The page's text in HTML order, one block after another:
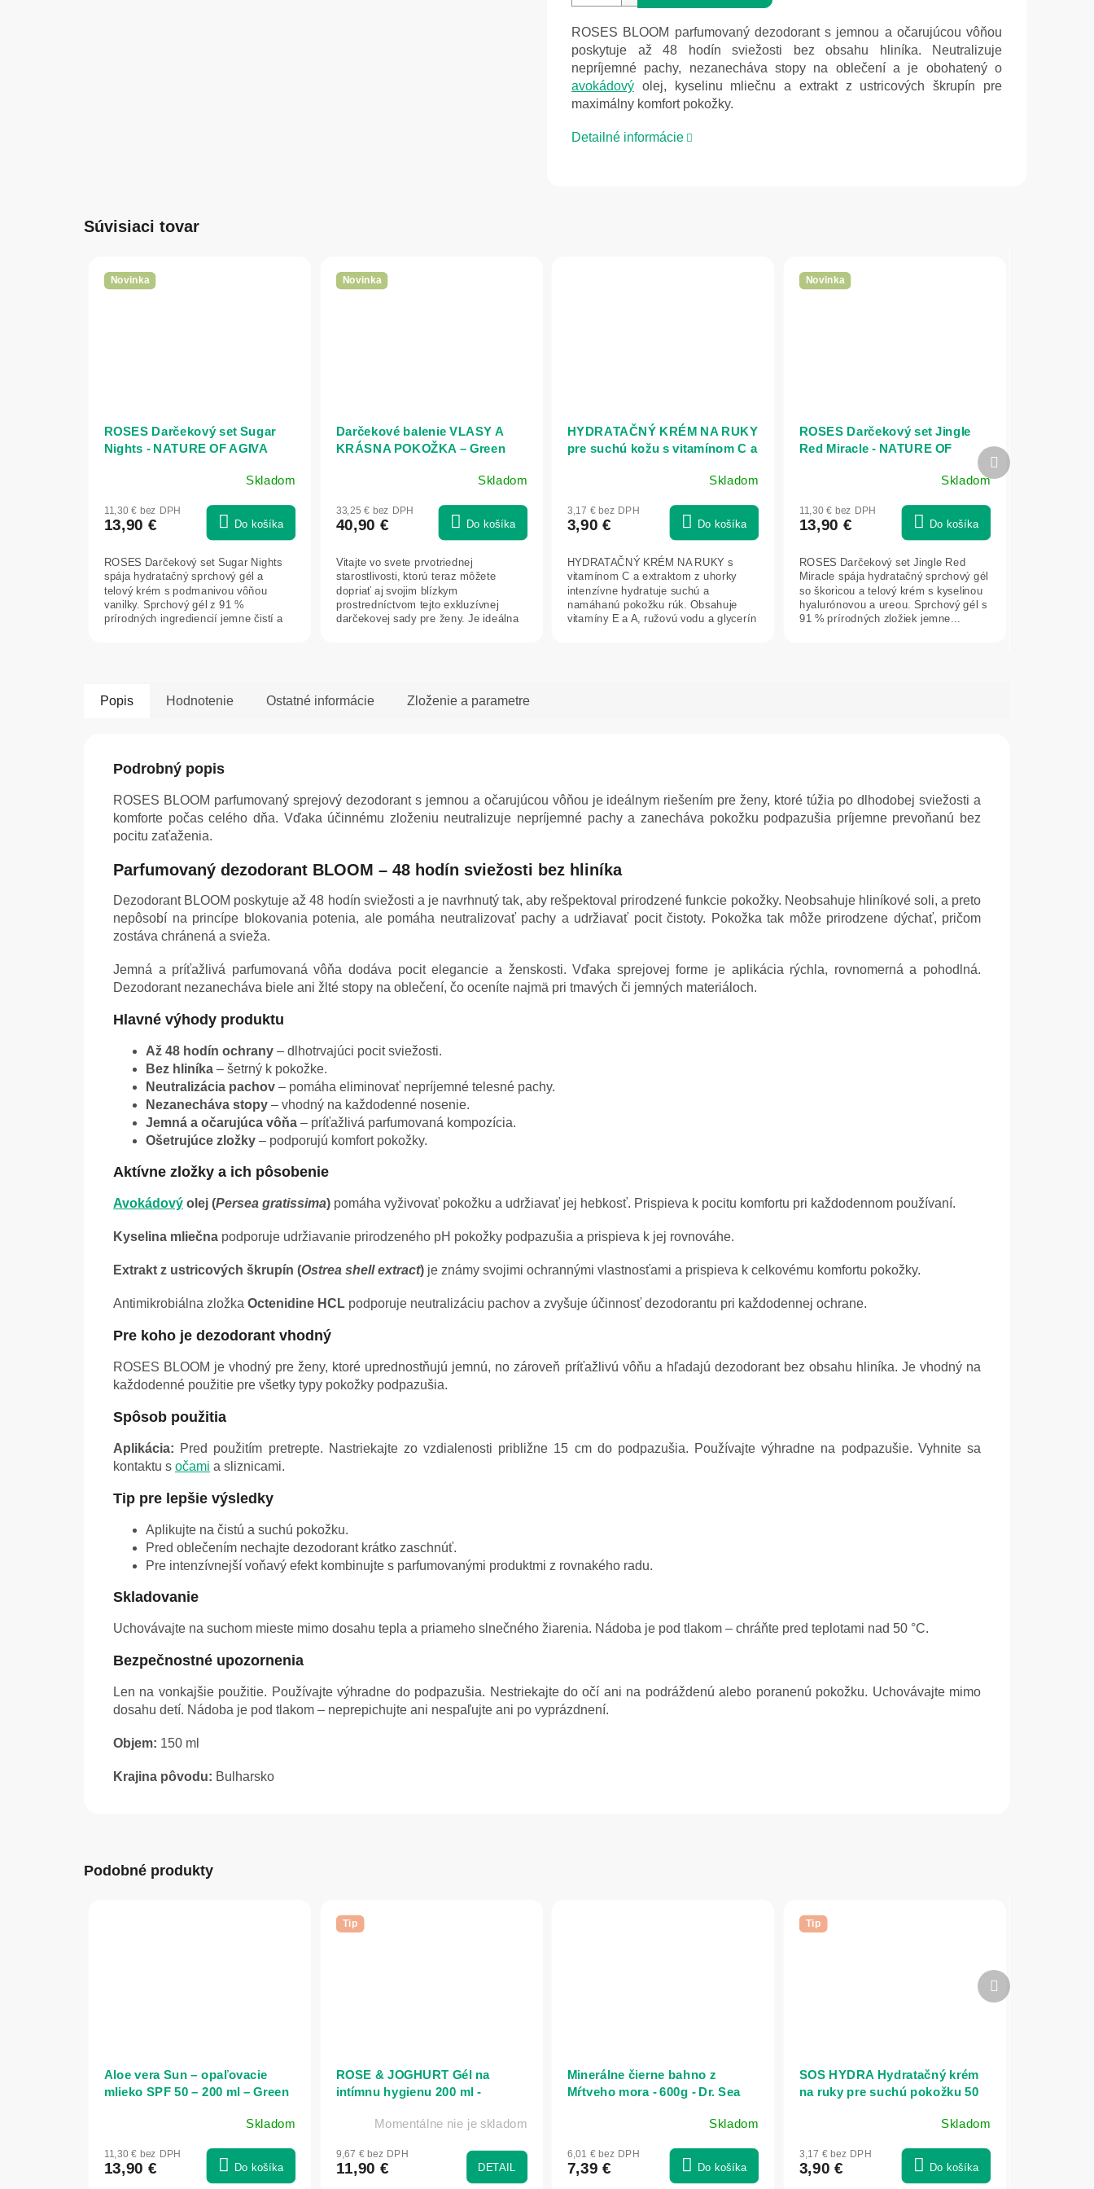
ROSES BLOOM parfumovaný dezodorant s jemnou a očarujúcou vôňou
poskytuje až 48 hodín sviežosti bez obsahu hliníka. Neutralizuje
nepríjemné pachy, nezanecháva stopy na oblečení a je obohatený o
avokádový olej, kyselinu mliečnu a extrakt z ustricových škrupín pre
maximálny komfort pokožky.
Detailné informácie
Súvisiaci tovar
Novinka
ROSES Darčekový set Sugar
Nights - NATURE OF AGIVA
Skladom
11,30 € bez DPH
13,90 € Do košíka
ROSES Darčekový set Sugar Nights
spája hydratačný sprchový gél a
telový krém s podmanivou vôňou
vanilky. Sprchový gél z 91 %
prírodných ingrediencií jemne čistí a
Novinka
Darčekové balenie VLASY A
KRÁSNA POKOŽKA – Green
Skladom
33,25 € bez DPH
40,90 € Do košíka
Vitajte vo svete prvotriednej
starostlivosti, ktorú teraz môžete
dopriať aj svojim blízkym
prostredníctvom tejto exkluzívnej
darčekovej sady pre ženy. Je ideálna
HYDRATAČNÝ KRÉM NA RUKY
pre suchú kožu s vitamínom C a
Skladom
3,17 € bez DPH
3,90 € Do košíka
HYDRATAČNÝ KRÉM NA RUKY s
vitamínom C a extraktom z uhorky
intenzívne hydratuje suchú a
namáhanú pokožku rúk. Obsahuje
vitamíny E a A, ružovú vodu a glycerín
Novinka
ROSES Darčekový set Jingle
Red Miracle - NATURE OF
Skladom
11,30 € bez DPH
13,90 € Do košíka
ROSES Darčekový set Jingle Red
Miracle spája hydratačný sprchový gél
so škoricou a telový krém s kyselinou
hyalurónovou a ureou. Sprchový gél s
91 % prírodných zložiek jemne...
Ďalší
produkt
Popis Hodnotenie Ostatné informácie Zloženie a parametre
Podrobný popis
ROSES BLOOM parfumovaný sprejový dezodorant s jemnou a očarujúcou vôňou je ideálnym riešením pre ženy, ktoré túžia po dlhodobej sviežosti a
komforte počas celého dňa. Vďaka účinnému zloženiu neutralizuje nepríjemné pachy a zanecháva pokožku podpazušia príjemne prevoňanú bez
pocitu zaťaženia.
Parfumovaný dezodorant BLOOM – 48 hodín sviežosti bez hliníka
Dezodorant BLOOM poskytuje až 48 hodín sviežosti a je navrhnutý tak, aby rešpektoval prirodzené funkcie pokožky. Neobsahuje hliníkové soli, a preto
nepôsobí na princípe blokovania potenia, ale pomáha neutralizovať pachy a udržiavať pocit čistoty. Pokožka tak môže prirodzene dýchať, pričom
zostáva chránená a svieža.
Jemná a príťažlivá parfumovaná vôňa dodáva pocit elegancie a ženskosti. Vďaka sprejovej forme je aplikácia rýchla, rovnomerná a pohodlná.
Dezodorant nezanecháva biele ani žlté stopy na oblečení, čo oceníte najmä pri tmavých či jemných materiáloch.
Hlavné výhody produktu
Až 48 hodín ochrany – dlhotrvajúci pocit sviežosti.
Bez hliníka – šetrný k pokožke.
Neutralizácia pachov – pomáha eliminovať nepríjemné telesné pachy.
Nezanecháva stopy – vhodný na každodenné nosenie.
Jemná a očarujúca vôňa – príťažlivá parfumovaná kompozícia.
Ošetrujúce zložky – podporujú komfort pokožky.
Aktívne zložky a ich pôsobenie
Avokádový olej (Persea gratissima) pomáha vyživovať pokožku a udržiavať jej hebkosť. Prispieva k pocitu komfortu pri každodennom používaní.
Kyselina mliečna podporuje udržiavanie prirodzeného pH pokožky podpazušia a prispieva k jej rovnováhe.
Extrakt z ustricových škrupín (Ostrea shell extract) je známy svojimi ochrannými vlastnosťami a prispieva k celkovému komfortu pokožky.
Antimikrobiálna zložka Octenidine HCL podporuje neutralizáciu pachov a zvyšuje účinnosť dezodorantu pri každodennej ochrane.
Pre koho je dezodorant vhodný
ROSES BLOOM je vhodný pre ženy, ktoré uprednostňujú jemnú, no zároveň príťažlivú vôňu a hľadajú dezodorant bez obsahu hliníka. Je vhodný na
každodenné použitie pre všetky typy pokožky podpazušia.
Spôsob použitia
Aplikácia: Pred použitím pretrepte. Nastriekajte zo vzdialenosti približne 15 cm do podpazušia. Používajte výhradne na podpazušie. Vyhnite sa
kontaktu s očami a sliznicami.
Tip pre lepšie výsledky
Aplikujte na čistú a suchú pokožku.
Pred oblečením nechajte dezodorant krátko zaschnúť.
Pre intenzívnejší voňavý efekt kombinujte s parfumovanými produktmi z rovnakého radu.
Skladovanie
Uchovávajte na suchom mieste mimo dosahu tepla a priameho slnečného žiarenia. Nádoba je pod tlakom – chráňte pred teplotami nad 50 °C.
Bezpečnostné upozornenia
Len na vonkajšie použitie. Používajte výhradne do podpazušia. Nestriekajte do očí ani na podráždenú alebo poranenú pokožku. Uchovávajte mimo
dosahu detí. Nádoba je pod tlakom – neprepichujte ani nespaľujte ani po vyprázdnení.
Objem: 150 ml
Krajina pôvodu: Bulharsko
Podobné produkty
Aloe vera Sun – opaľovacie
mlieko SPF 50 – 200 ml – Green
Skladom
11,30 € bez DPH
13,90 € Do košíka
Tip
ROSE & JOGHURT Gél na
intímnu hygienu 200 ml -
Momentálne nie je skladom
9,67 € bez DPH
11,90 € DETAIL
Minerálne čierne bahno z
Mŕtveho mora - 600g - Dr. Sea
Skladom
6,01 € bez DPH
7,39 € Do košíka
Tip
SOS HYDRA Hydratačný krém
na ruky pre suchú pokožku 50
Skladom
3,17 € bez DPH
3,90 € Do košíka
Ďalší
produkt